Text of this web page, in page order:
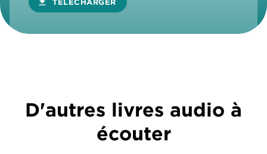
D'autres livres audio à
écouter